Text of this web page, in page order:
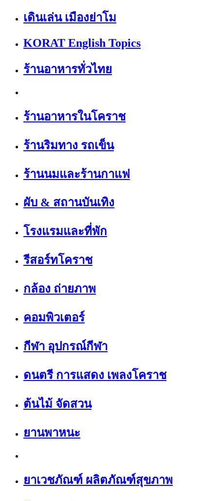
เดินเล่น เมืองย่าโม
KORAT English Topics
ร้านอาหารทั่วไทย
ร้านอาหารในโคราช
ร้านริมทาง รถเข็น
ร้านนมและร้านกาแฟ
ผับ & สถานบันเทิง
โรงแรมและที่พัก
รีสอร์ทโคราช
กล้อง ถ่ายภาพ
คอมพิวเตอร์
กีฬา อุปกรณ์กีฬา
ดนตรี การแสดง เพลงโคราช
ต้นไม้ จัดสวน
ยานพาหนะ
ยาเวชภัณฑ์ ผลิตภัณฑ์สุขภาพ